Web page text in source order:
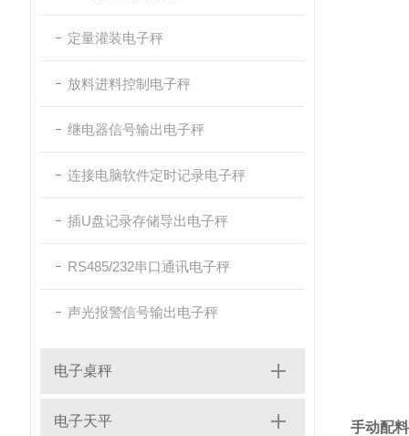
定量灌装电子秤
放料进料控制电子秤
继电器信号输出电子秤
连接电脑软件定时记录电子秤
插U盘记录存储导出电子秤
RS485/232串口通讯电子秤
声光报警信号输出电子秤
电子桌秤
电子天平 手动配